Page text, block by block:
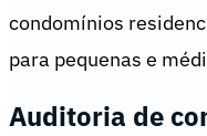
condomínios
para pequenas e
Auditoria de